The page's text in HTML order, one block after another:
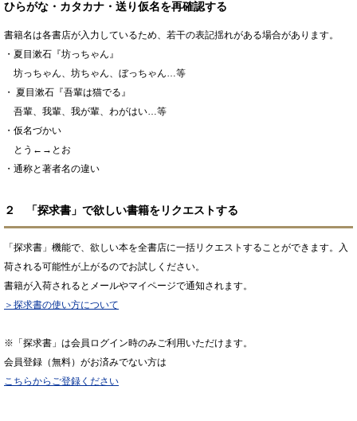
ひらがな・カタカナ・送り仮名を再確認する
書籍名は各書店が入力しているため、若干の表記揺れがある場合があります。
・夏目漱石『坊っちゃん』
坊っちゃん、坊ちゃん、ぼっちゃん…等
・ 夏目漱石『吾輩は猫でる』
吾輩、我輩、我が輩、わがはい…等
・仮名づかい
とう←→とお
・通称と著者名の違い
２ 「探求書」で欲しい書籍をリクエストする
「探求書」機能で、欲しい本を全書店に一括リクエストすることができます。入
荷される可能性が上がるのでお試しください。
書籍が入荷されるとメールやマイページで通知されます。
＞探求書の使い方について
※「探求書」は会員ログイン時のみご利用いただけます。
会員登録（無料）がお済みでない方は
こちらからご登録ください